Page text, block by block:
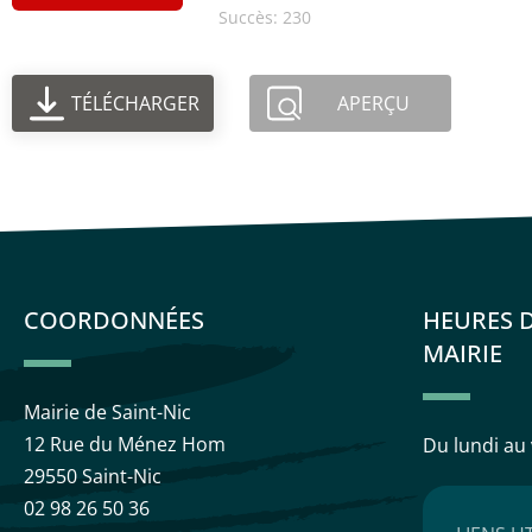
Succès: 230
TÉLÉCHARGER APERÇU
COORDONNÉES
Mairie de Saint-Nic
12 Rue du Ménez Hom
29550 Saint-Nic
02 98 26 50 36
HEURES
MAIRIE
Du lundi